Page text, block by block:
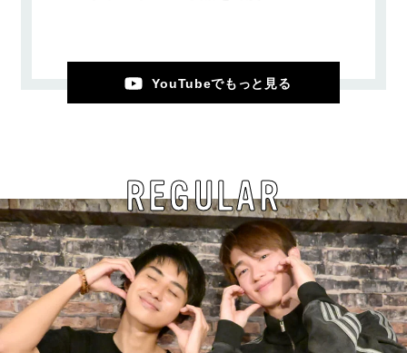
YouTubeでもっと見る
REGULAR